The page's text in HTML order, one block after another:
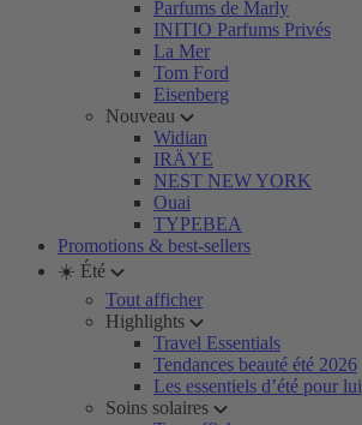
Parfums de Marly
INITIO Parfums Privés
La Mer
Tom Ford
Eisenberg
Nouveau
Widian
IRÄYE
NEST NEW YORK
Ouai
TYPEBEA
Promotions & best-sellers
☀️ Été
Tout afficher
Highlights
Travel Essentials
Tendances beauté été 2026
Les essentiels d’été pour lui
Soins solaires